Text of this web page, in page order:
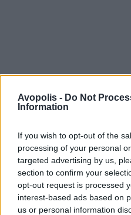
Avopolis - Do Not
Information
If you wish to opt-out of the
processing of your personal
targeted advertising by us,
section to confirm your
opt-out request is processed
interest-based ads based on
us or personal information